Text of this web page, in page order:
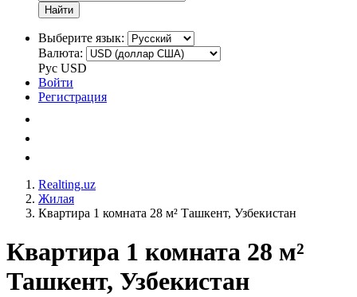
Найти
Выберите язык:
Валюта:
Рус USD
Войти
Регистрация
Realting.uz
Жилая
Квартира 1 комната 28 м² Ташкент, Узбекистан
Квартира 1 комната 28 м²
Ташкент, Узбекистан